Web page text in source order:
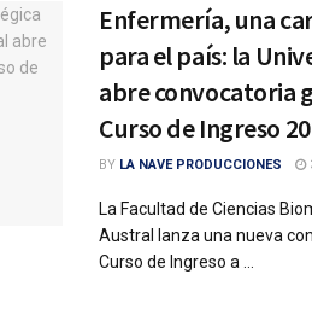
Enfermería, una
para el país: la
abre convocatoria
Curso de Ingreso
BY LA NAVE PRODUCCIONES
La Facultad de Ciencias
Austral lanza una nueva
Curso de Ingreso a ...